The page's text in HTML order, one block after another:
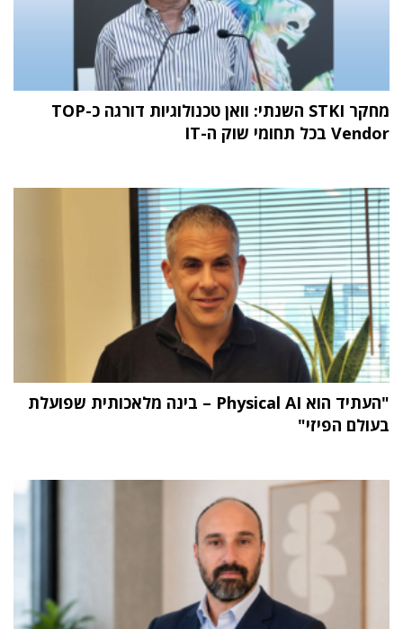
מחקר STKI השנתי: וואן טכנולוגיות דורגה כ-TOP
Vendor בכל תחומי שוק ה-IT
"העתיד הוא Physical AI – בינה מלאכותית שפועלת
בעולם הפיזי"